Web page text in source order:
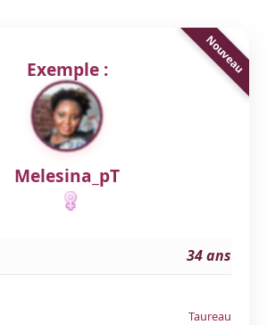
Exemple :
Melesina_pT
34 ans
Taureau